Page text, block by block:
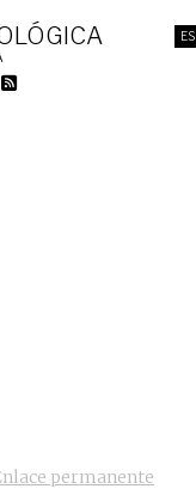
ES
permanente